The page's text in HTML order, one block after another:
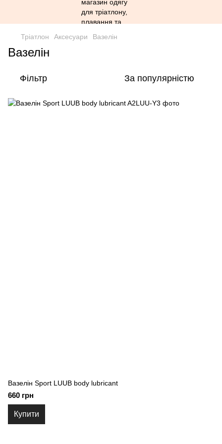
Тріатлон Аксесуари Вазелін
Вазелін
Фільтр За популярністю
Вазелін Sport LUUB body lubricant
660 грн
Купити